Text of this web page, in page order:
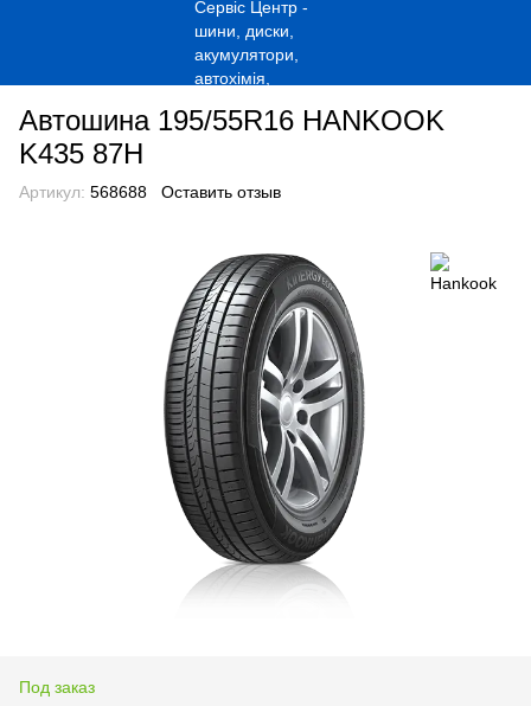
Автошина 195/55R16 HANKOOK
K435 87H
Артикул: 568688 Оставить отзыв
Под заказ